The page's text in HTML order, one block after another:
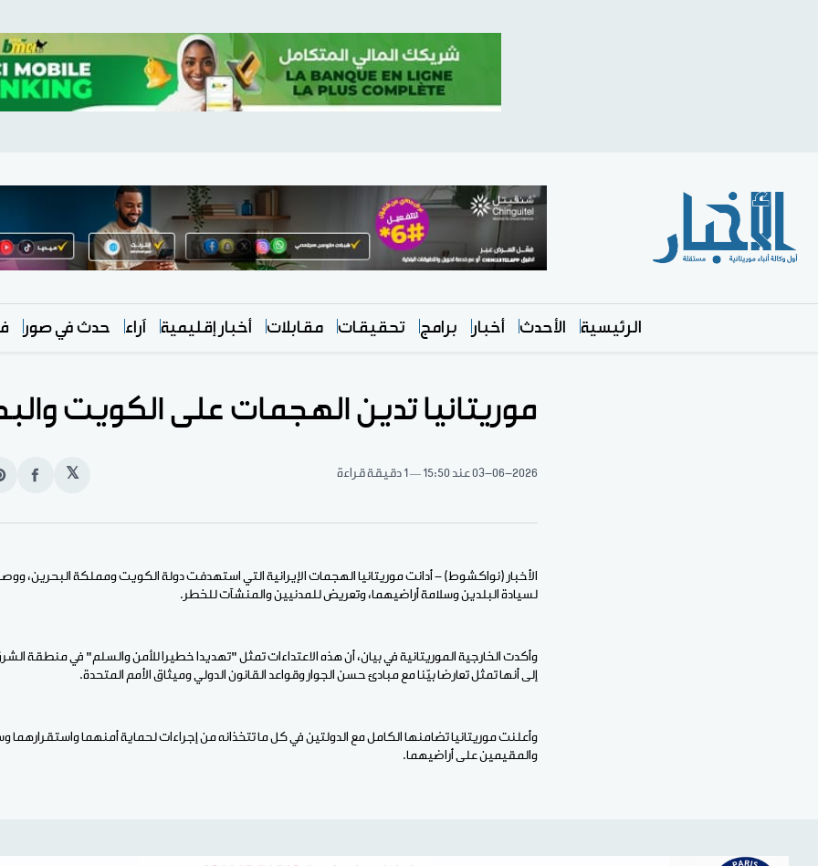
الرئيسية الأحدث أخبار برامج تحقيقات مقابلات أخبار إقليمية آراء حدث في صور
موريتانيا تدين الهجمات على الكويت
03-06-2026عند 15:50 1 دقيقة قراءة 𝕏
انشر
الأخبار (نواكشوط) - أدانت موريتانيا الهجمات الإيرانية التي استهدفت دولة الكويت ومملكة البحرين،
لسيادة البلدين وسلامة أراضيهما، وتعريض للمدنيين والمنشآت للخطر.
وأكدت الخارجية الموريتانية في بيان، أن هذه الاعتداءات تمثل "تهديدا خطيرا للأمن والسلم" في منطقة
إلى أنها تمثل تعارضا بيّنا مع مبادئ حسن الجوار وقواعد القانون الدولي وميثاق الأمم المتحدة.
وأعلنت موريتانيا تضامنها الكامل مع الدولتين في كل ما تتخذانه من إجراءات لحماية أمنهما واستقرارهما
والمقيمين على أراضيهما.